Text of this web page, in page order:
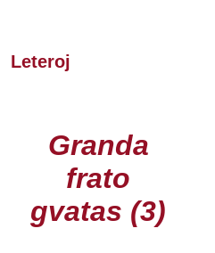
Leteroj
Granda
frato
gvatas (3)